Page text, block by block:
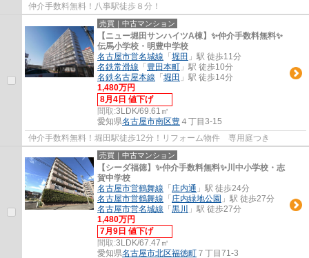
仲介手数料無料！八事駅徒歩８分！
売買｜中古マンション
【ニュー堀田サンハイツA棟】✨️仲介手数料無料✨️
伝馬小学校・明豊中学校
名古屋市営名城線 「 堀田 」駅 徒歩11分
名鉄常滑線 「 豊田本町 」駅 徒歩10分
名鉄名古屋本線 「 堀田 」駅 徒歩14分
1,480万円
8月4日 値下げ
間取:3LDK/69.61㎡
愛知県名古屋市南区豊 ４丁目3-15
仲介手数料無料！堀田駅徒歩12分！リフォーム物件 専用庭つき
売買｜中古マンション
【シーダ福徳】✨️仲介手数料無料✨️川中小学校・志
賀中学校
名古屋市営鶴舞線 「 庄内通 」駅 徒歩24分
名古屋市営鶴舞線 「 庄内緑地公園 」駅 徒歩27分
名古屋市営名城線 「 黒川
」駅 徒歩27分
1,480万円
7月9日 値下げ
間取:3LDK/67.47㎡
愛知県名古屋市北区福徳町 ７丁目71-3